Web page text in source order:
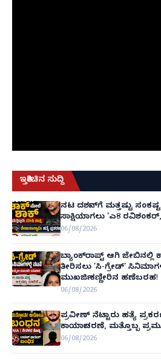
ಇತ್ತೀಚಿನ ಸುದ್ದಿ
ನಟ ದರ್ಶನ್‌ಗೆ ಮತ್ತಷ್ಟು
ಸಾಕ್ಷಿಯಾಗಲು 'ಎ8
06/08/2026
ಬ್ಯಾಂಕ್‌ರಾಪ್ಟ್‌ ಆಗಿ ಜೇಬಿನಲ್ಲಿ
ತೀರಿಸಲು 'ಸಿ-ಗ್ರೇಡ್'
ಮುಖರ್ಜಿ ಕಣ್ಣೀರಿನ ಹಣೆಬರಹ!
06/08/2026
ಪ್ರವೀಣ್ ನೆಟ್ಟಾರು ಹತ್ಯೆ
ಕಾರ್ಯಾಚರಣೆ, ಮತ್ತೊಬ್ಬ
06/08/2026